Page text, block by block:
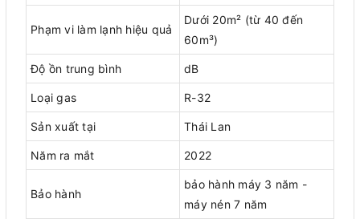
Phạm vi làm lạnh hiệu quả
Dưới 20m² (từ 40 đến
60m³)
Độ ồn trung bình dB
Loại gas R-32
Sản xuất tại Thái Lan
Năm ra mắt 2022
Bảo hành
bảo hành máy 3 năm -
máy nén 7 năm